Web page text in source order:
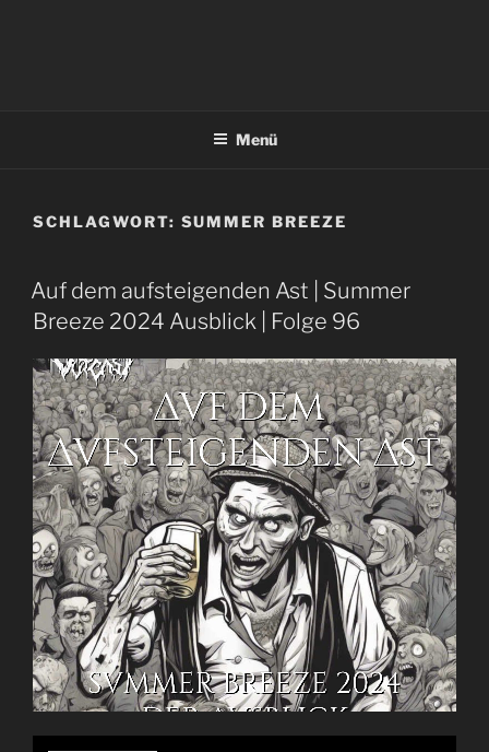
Menü
SCHLAGWORT: SUMMER BREEZE
Auf dem aufsteigenden Ast | Summer
Breeze 2024 Ausblick | Folge 96